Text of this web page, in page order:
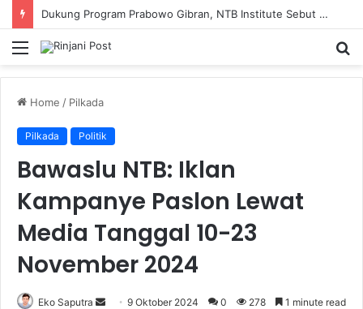
Dukung Program Prabowo Gibran, NTB Institute Sebut MBG dan Kopdes Solusi Percepatan Pembangunan Daerah 3T
Menu
Home / Pilkada
Pilkada Politik
Bawaslu NTB: Iklan
Kampanye Paslon Lewat
Media Tanggal 10-23
November 2024
Eko Saputra
Send9 Oktober 2024 0 278 1 minute read